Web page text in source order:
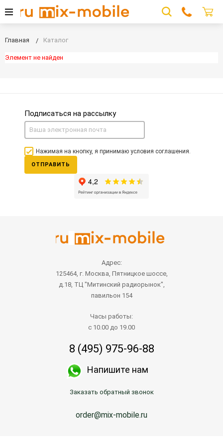
Главная Каталог
Элемент не найден
Подписаться на рассылку
Нажимая на кнопку, я принимаю условия соглашения.
ОТПРАВИТЬ
Адрес:
125464, г. Москва, Пятницкое шоссе,
д.18, ТЦ "Митинский радиорынок",
павильон 154
Часы работы:
с 10.00 до 19.00
8 (495) 975-96-88
Напишите нам
Заказать обратный звонок
order@mix-mobile.ru